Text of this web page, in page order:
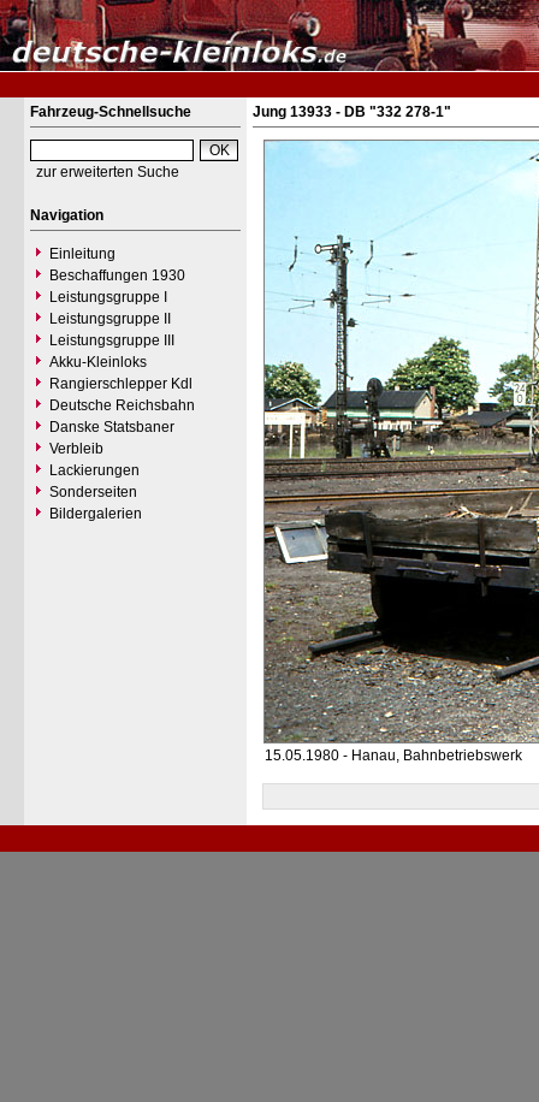
Fahrzeug-Schnellsuche
zur erweiterten Suche
Navigation
Einleitung
Beschaffungen 1930
Leistungsgruppe I
Leistungsgruppe II
Leistungsgruppe III
Akku-Kleinloks
Rangierschlepper Kdl
Deutsche Reichsbahn
Danske Statsbaner
Verbleib
Lackierungen
Sonderseiten
Bildergalerien
Jung 13933 - DB "332 278-1"
15.05.1980 - Hanau, Bahnbetriebswerk